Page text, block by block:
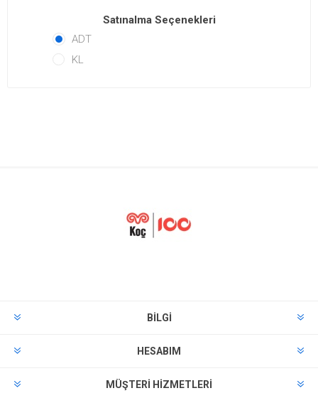
Satınalma Seçenekleri
ADT
KL
BILGI
HESABIM
MÜŞTERI HIZMETLERI